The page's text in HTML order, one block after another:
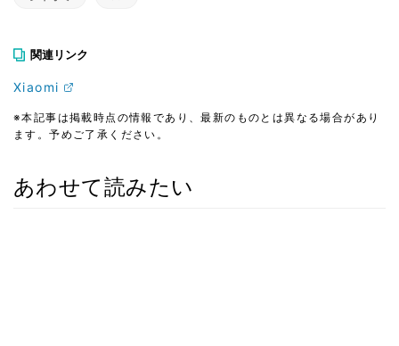
関連リンク
Xiaomi
※本記事は掲載時点の情報であり、最新のものとは異なる場合があり
ます。予めご了承ください。
あわせて読みたい